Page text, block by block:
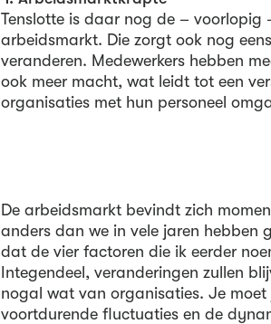
Tenslotte is daar nog de –
arbeidsmarkt. Die zorgt ook nog
veranderen. Medewerkers hebben
ook meer macht, wat leidt tot een
organisaties met hun personeel
De arbeidsmarkt bevindt zich
anders dan we in vele jaren hebben
dat de vier factoren die ik eerder
Integendeel, veranderingen zullen
nogal wat van organisaties. Je
voortdurende fluctuaties en de